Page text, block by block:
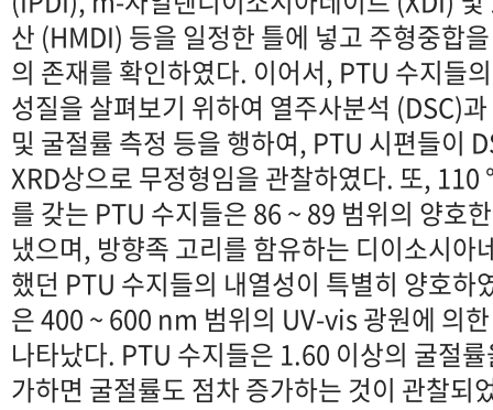
산 (HMDI) 등을 일정한 틀에 넣고 주형중합
의 존재를 확인하였다. 이어서, PTU 수지들
성질을 살펴보기 위하여 열주사분석 (DSC)
및 굴절률 측정 등을 행하여, PTU 시편들이
XRD상으로 무정형임을 관찰하였다. 또,
를 갖는 PTU 수지들은 86 ~ 89 범위의 양호
냈으며, 방향족 고리를 함유하는 디이소시아
했던 PTU 수지들의 내열성이 특별히 양호하
은 400 ~ 600 nm 범위의 UV-vis 광원에 의
나타났다. PTU 수지들은 1.60 이상의 굴절
가하면 굴절률도 점차 증가하는 것이 관찰되